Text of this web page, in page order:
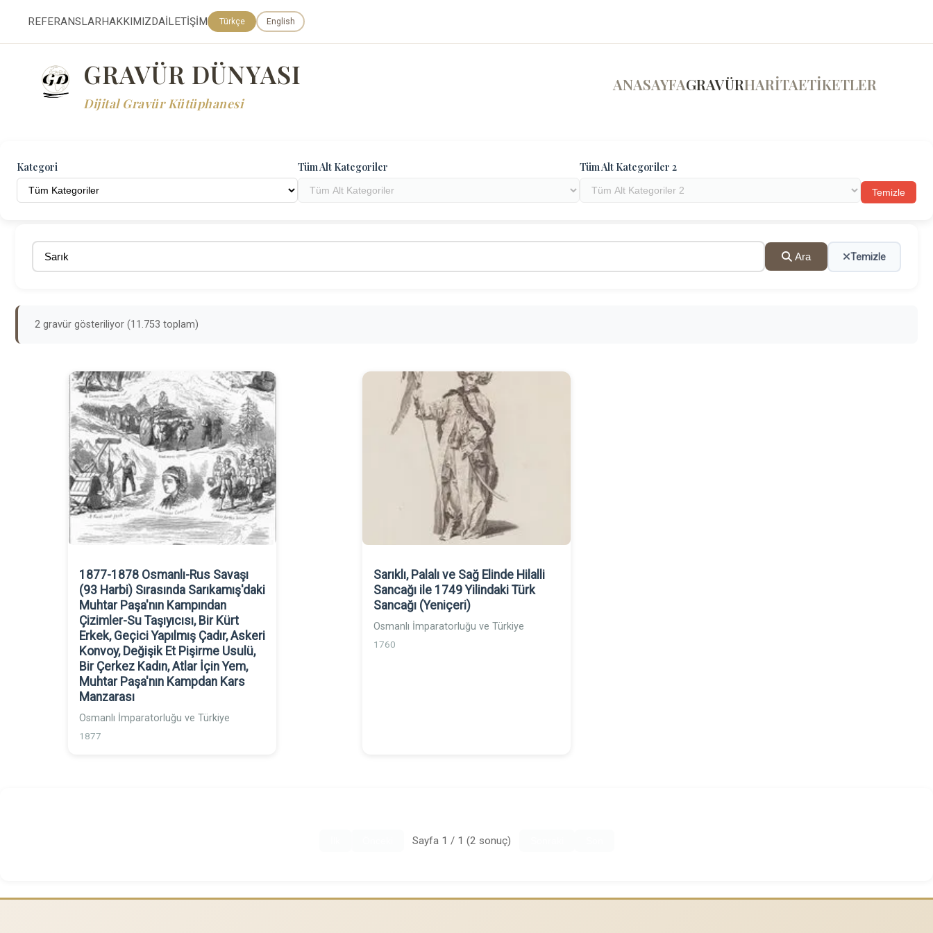
REFERANSLARHAKKIMIZDAİLETİŞİM Türkçe English
GRAVÜR DÜNYASI
Dijital Gravür Kütüphanesi
ANASAYFAGRAVÜRHARİTAETİKETLER
Kategori Tüm Alt Kategoriler Tüm Alt Kategoriler 2
Temizle
Ara Temizle
2 gravür gösteriliyor (11.753 toplam)
1877-1878 Osmanlı-Rus Savaşı
(93 Harbi) Sırasında Sarıkamış'daki
Muhtar Paşa'nın Kampından
Çizimler-Su Taşıyıcısı, Bir Kürt
Erkek, Geçici Yapılmış Çadır, Askeri
Konvoy, Değişik Et Pişirme Usulü,
Bir Çerkez Kadın, Atlar İçin Yem,
Muhtar Paşa'nın Kampdan Kars
Manzarası
Osmanlı İmparatorluğu ve Türkiye
1877
Sarıklı, Palalı ve Sağ Elinde Hilalli
Sancağı ile 1749 Yilindaki Türk
Sancağı (Yeniçeri)
Osmanlı İmparatorluğu ve Türkiye
1760
Sayfa 1 / 1 (2 sonuç)